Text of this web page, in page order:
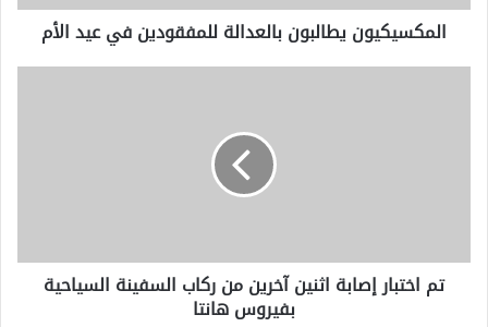
المكسيكيون يطالبون بالعدالة للمفقودين في عيد الأم
السياحية
بفيروس
تم اختبار إصابة اثنين آخرين من ركاب السفينة السياحية
بفيروس هانتا